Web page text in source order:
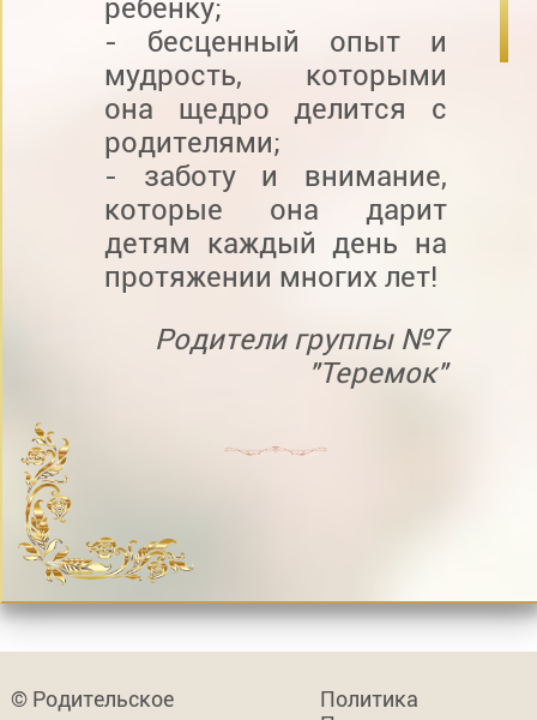
ребёнку;
- бесценный опыт и
мудрость, которыми
она щедро делится с
родителями;
- заботу и внимание,
которые она дарит
детям каждый день на
протяжении многих лет!
Родители группы №7
"Теремок"
© Родительское
Политика